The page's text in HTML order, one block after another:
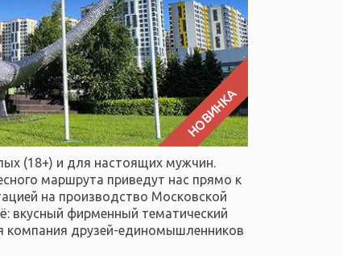
НОВИНКА
(18+) и для настоящих мужчин.
маршрута приведут нас прямо к
на производство Московской
вкусный фирменный тематический
компания друзей-единомышленников